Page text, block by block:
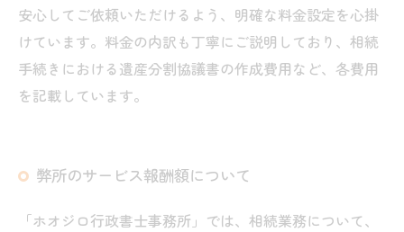
安心してご依頼いただけるよう、明確な料金設定を心掛
けています。料金の内訳も丁寧にご説明しており、相続
手続きにおける遺産分割協議書の作成費用など、各費用
を記載しています。
弊所のサービス報酬額について
「ホオジロ行政書士事務所」では、相続業務について、